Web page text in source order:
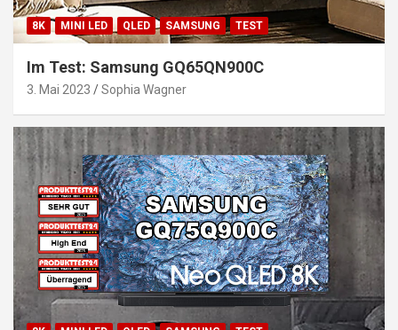
8K MINI LED QLED SAMSUNG TEST
Im Test: Samsung GQ65QN900C
3. Mai 2023 Sophia Wagner